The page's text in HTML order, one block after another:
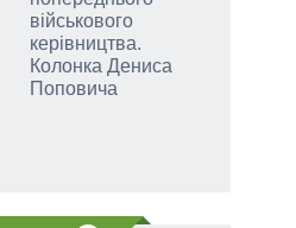
військового
керівництва.
Колонка Дениса
Поповича